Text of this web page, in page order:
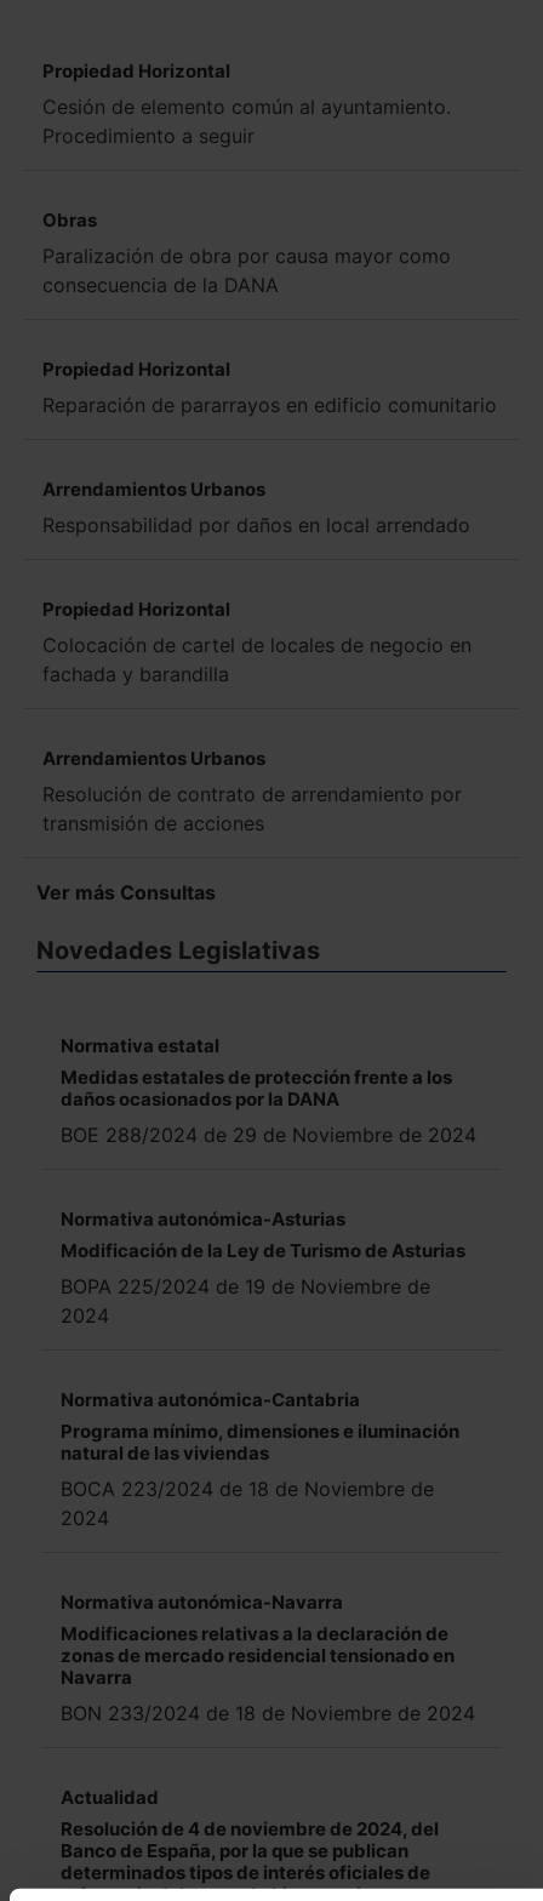
Propiedad Horizontal
Cesión de elemento común al ayuntamiento.
Procedimiento a seguir
Obras
Paralización de obra por causa mayor como
consecuencia de la DANA
Propiedad Horizontal
Reparación de pararrayos en edificio comunitario
Arrendamientos Urbanos
Responsabilidad por daños en local arrendado
Propiedad Horizontal
Colocación de cartel de locales de negocio en
fachada y barandilla
Arrendamientos Urbanos
Resolución de contrato de arrendamiento por
transmisión de acciones
Ver más Consultas
Novedades Legislativas
Normativa estatal
Medidas estatales de protección frente a los
daños ocasionados por la DANA
BOE 288/2024 de 29 de Noviembre de 2024
Normativa autonómica-Asturias
Modificación de la Ley de Turismo de Asturias
BOPA 225/2024 de 19 de Noviembre de
2024
Normativa autonómica-Cantabria
Programa mínimo, dimensiones e iluminación
natural de las viviendas
BOCA 223/2024 de 18 de Noviembre de
2024
Normativa autonómica-Navarra
Modificaciones relativas a la declaración de
zonas de mercado residencial tensionado en
Navarra
BON 233/2024 de 18 de Noviembre de 2024
Actualidad
Resolución de 4 de noviembre de 2024, del
Banco de España, por la que se publican
determinados tipos de interés oficiales de
referencia del mercado hipotecario